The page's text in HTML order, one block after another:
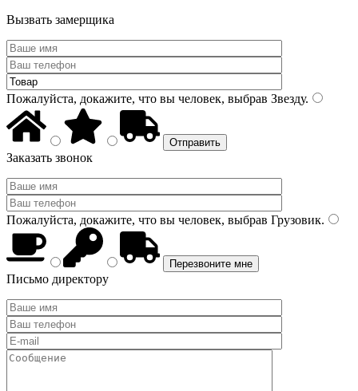
Вызвать замерщика
Пожалуйста, докажите, что вы человек, выбрав Звезду.
Заказать звонок
Пожалуйста, докажите, что вы человек, выбрав Грузовик.
Письмо директору